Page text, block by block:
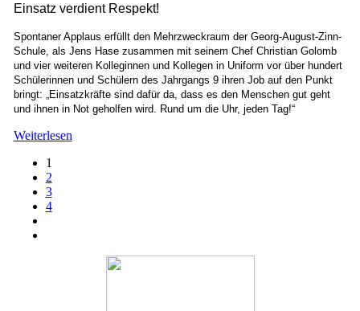
Einsatz verdient Respekt!
Spontaner Applaus erfüllt den Mehrzweckraum der Georg-August-Zinn-
Schule, als Jens Hase zusammen mit seinem Chef Christian Golomb
und vier weiteren Kolleginnen und Kollegen in Uniform vor über hundert
Schülerinnen und Schülern des Jahrgangs 9 ihren Job auf den Punkt
bringt: „Einsatzkräfte sind dafür da, dass es den Menschen gut geht
und ihnen in Not geholfen wird. Rund um die Uhr, jeden Tag!“
Weiterlesen
1
2
3
4